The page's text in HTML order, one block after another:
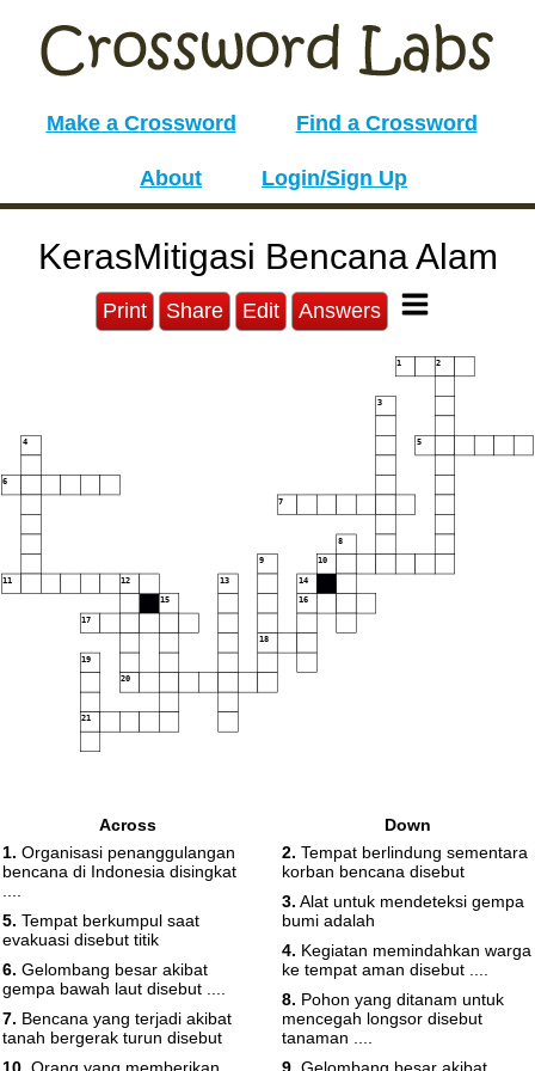
Make a Crossword Find a Crossword
About Login/Sign Up
KerasMitigasi Bencana Alam
Print Share Edit Answers
1 2
3
4 5
6
7
8
9 10
11 12 13 14
15 16
17
18
19
20
21
Across
1. Organisasi penanggulangan
bencana di Indonesia disingkat
5. Tempat berkumpul saat
evakuasi disebut titik
6. Gelombang besar akibat
gempa bawah laut disebut ....
7. Bencana yang terjadi akibat
tanah bergerak turun disebut
Down
2. Tempat berlindung sementara
korban bencana disebut
3. Alat untuk mendeteksi gempa
bumi adalah
4. Kegiatan memindahkan warga
ke tempat aman disebut ....
8. Pohon yang ditanam untuk
mencegah longsor disebut
tanaman ....